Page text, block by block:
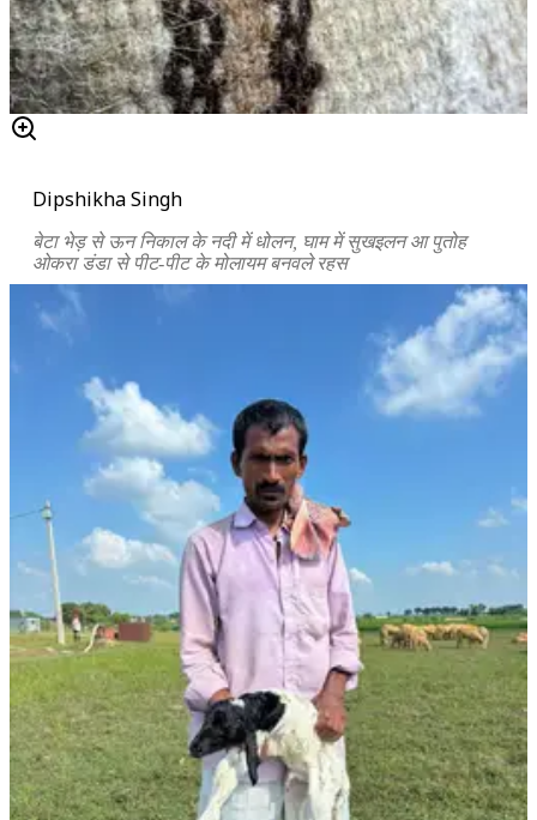
Dipshikha Singh
बेटा भेड़ से ऊन निकाल के नदी में धोलन, घाम में सुखइलन आ पुतोह
ओकरा डंडा से पीट-पीट के मोलायम बनवले रहस